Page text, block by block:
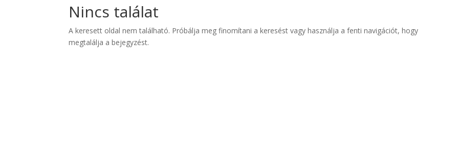
Nincs találat
A keresett oldal nem található. Próbálja meg finomítani a keresést vagy használja a fenti navigációt, hogy
megtalálja a bejegyzést.